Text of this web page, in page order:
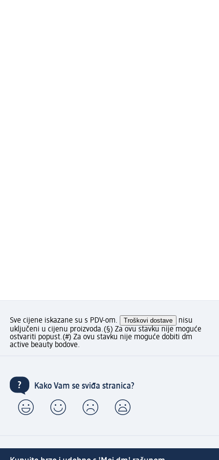
Sve cijene iskazane su s PDV-om. Troškovi dostave
nisu
uključeni u cijenu proizvoda.(§) Za ovu stavku nije moguće
ostvariti popust.(#) Za ovu stavku nije moguće dobiti dm
active beauty bodove.
Kako Vam se sviđa stranica?